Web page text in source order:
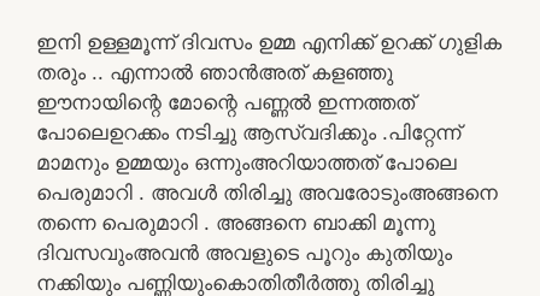
ഇനി ഉള്ളമൂന്ന് ദിവസം ഉമ്മ എനിക്ക് ഉറക്ക് ഗുളിക
തരും .. എന്നാൽ ഞാൻഅത് കളഞ്ഞു
ഈനായിന്റെ മോന്റെ പണ്ണൽ ഇന്നത്തത്
പോലെഉറക്കം നടിച്ചു ആസ്വദിക്കും .പിറ്റേന്ന്
മാമനും ഉമ്മയും ഒന്നുംഅറിയാത്തത് പോലെ
പെരുമാറി . അവൾ തിരിച്ചു അവരോടുംഅങ്ങനെ
തന്നെ പെരുമാറി . അങ്ങനെ ബാക്കി മൂന്നു
ദിവസവുംഅവൻ അവളുടെ പൂറും കുതിയും
നക്കിയും പണ്ണിയുംകൊതിതീർത്തു തിരിച്ചു